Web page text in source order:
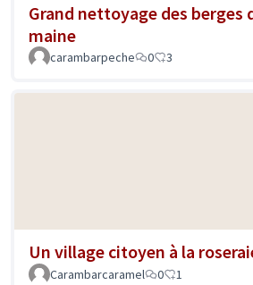
Grand nettoyage des berges
maine
carambarpeche 0 3
Un village citoyen à la
Carambarcaramel
0 1